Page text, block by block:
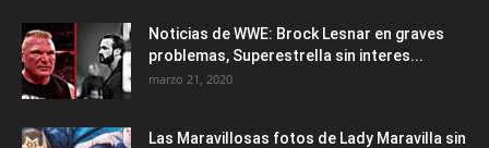
Noticias de WWE: Brock Lesnar en graves
problemas, Superestrella sin interes...
marzo 21, 2020
Las Maravillosas fotos de Lady Maravilla sin